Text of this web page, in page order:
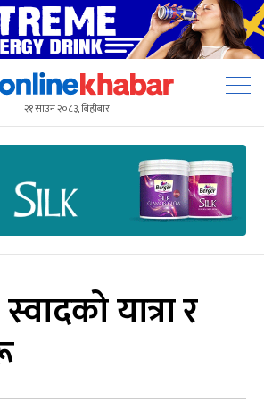
२१ साउन २०८३, बिहीबार
यात्रा र